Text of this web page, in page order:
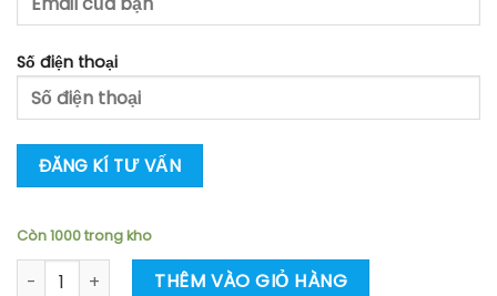
Số điện thoại
Còn 1000 trong kho
Biển báo không được chạy số lượng
THÊM VÀO GIỎ HÀNG